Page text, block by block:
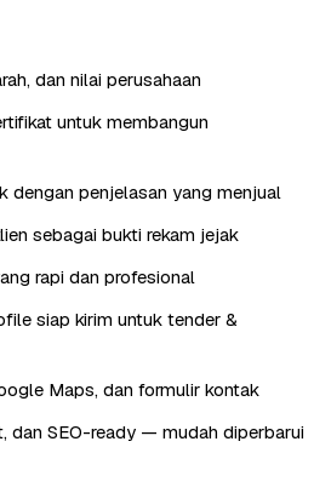
dan nilai perusahaan
untuk membangun
dengan penjelasan yang menjual
sebagai bukti rekam jejak
rapi dan profesional
siap kirim untuk tender &
Maps, dan formulir kontak
dan SEO-ready — mudah diperbarui